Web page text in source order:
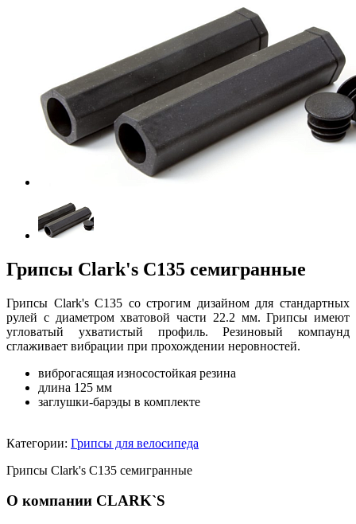
Грипсы Clark's C135 семигранные
Грипсы Clark's C135 со строгим дизайном для стандартных
рулей с диаметром хватовой части 22.2 мм. Грипсы имеют
угловатый ухватистый профиль. Резиновый компаунд
сглаживает вибрации при прохождении неровностей.
виброгасящая износостойкая резина
длина 125 мм
заглушки-барэды в комплекте
Категории: Грипсы для велосипеда
Грипсы Clark's C135 семигранные
О компании CLARK`S